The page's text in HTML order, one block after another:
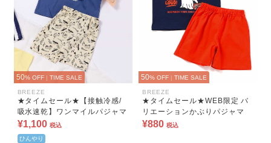
50% OFF | TIME SALE
BREEZE
★タイムセール★【接触冷感/
吸水速乾】ワンマイルパジャマ
¥1,100 税込
ひんやり
50% OFF | TIME SALE
BREEZE
★タイムセール★WEB限定 バ
リエーションかぶりパジャマ
¥880 税込